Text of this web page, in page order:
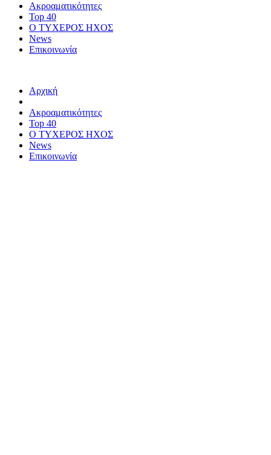
Ακροαματικότητες
Top 40
Ο ΤΥΧΕΡΟΣ ΗΧΟΣ
News
Επικοινωνία
Αρχική
Ακροαματικότητες
Top 40
Ο ΤΥΧΕΡΟΣ ΗΧΟΣ
News
Επικοινωνία